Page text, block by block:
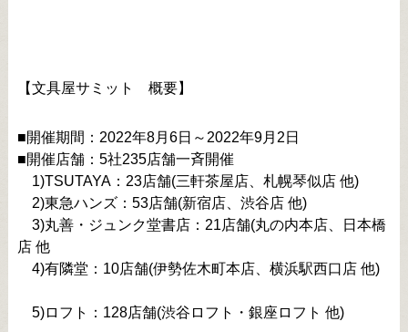
【文具屋サミット 概要】
■開催期間：2022年8月6日～2022年9月2日
■開催店舗：5社235店舗一斉開催
1)TSUTAYA：23店舗(三軒茶屋店、札幌琴似店 他)
2)東急ハンズ：53店舗(新宿店、渋谷店 他)
3)丸善・ジュンク堂書店：21店舗(丸の内本店、日本橋
店 他
4)有隣堂：10店舗(伊勢佐木町本店、横浜駅西口店 他)
5)ロフト：128店舗(渋谷ロフト・銀座ロフト 他)